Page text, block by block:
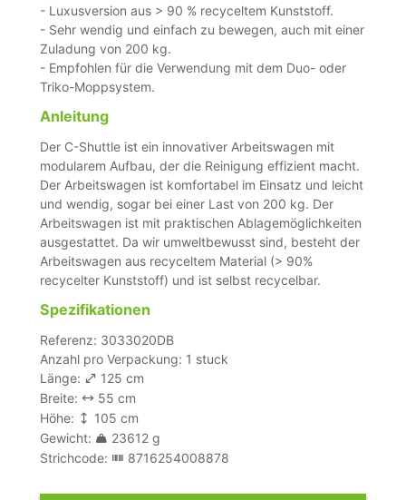
- Luxusversion aus > 90 % recyceltem Kunststoff.
- Sehr wendig und einfach zu bewegen, auch mit einer
Zuladung von 200 kg.
- Empfohlen für die Verwendung mit dem Duo- oder
Triko-Moppsystem.
Anleitung
Der C-Shuttle ist ein innovativer Arbeitswagen mit
modularem Aufbau, der die Reinigung effizient macht.
Der Arbeitswagen ist komfortabel im Einsatz und leicht
und wendig, sogar bei einer Last von 200 kg. Der
Arbeitswagen ist mit praktischen Ablagemöglichkeiten
ausgestattet. Da wir umweltbewusst sind, besteht der
Arbeitswagen aus recyceltem Material (> 90%
recycelter Kunststoff) und ist selbst recycelbar.
Spezifikationen
Referenz: 3033020DB
Anzahl pro Verpackung: 1 stuck
Länge:
125 cm
Breite:
55 cm
Höhe:
105 cm
Gewicht:
23612 g
Strichcode:
8716254008878